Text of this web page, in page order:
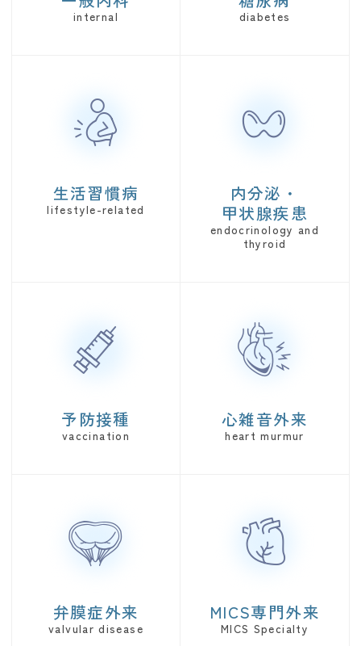
生活習慣病
内分泌・
甲状腺疾患
予防接種 心雑音外来
弁膜症外来 MICS専門外来